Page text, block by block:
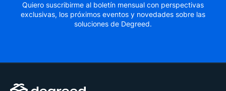
Quiero suscribirme al boletín mensual con perspectivas
exclusivas, los próximos eventos y novedades sobre las
soluciones de Degreed.